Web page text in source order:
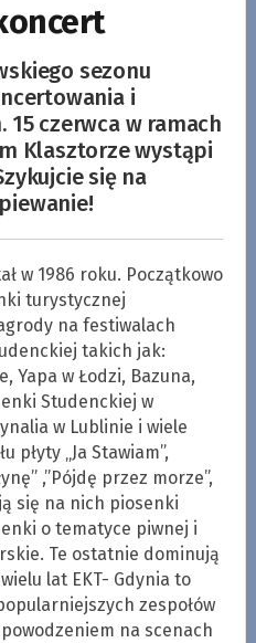
sezonu
i
czerwca w ramach
Klasztorze wystąpi
się na
w 1986 roku. Początkowo
turystycznej
na festiwalach
takich jak:
Yapa w Łodzi, Bazuna,
Studenckiej w
w Lublinie i wiele
płyty „Ja Stawiam”,
,”Pójdę przez morze”,
się na nich piosenki
o tematyce piwnej i
Te ostatnie dominują
lat EKT- Gdynia to
zespołów
na scenach